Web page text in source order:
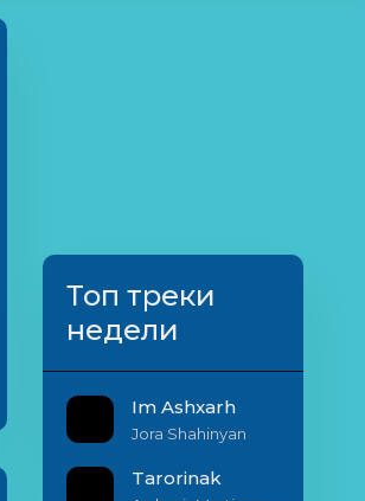
Топ треки
недели
Im Ashxarh
Jora Shahinyan
Tarorinak